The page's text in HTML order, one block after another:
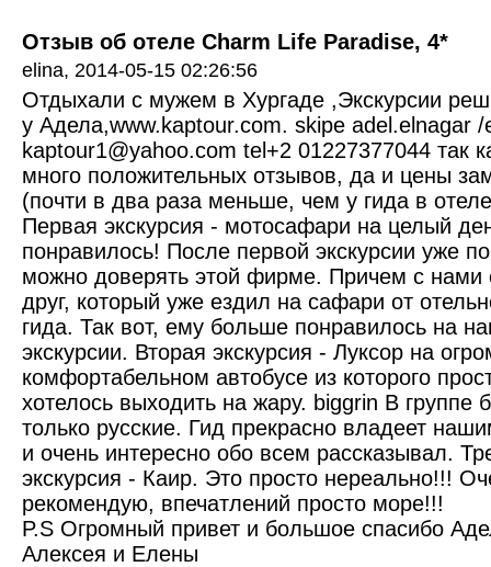
Отзыв об отеле Charm Life Paradise, 4*
elina, 2014-05-15 02:26:56
Отдыхали с мужем в Хургаде ,Экскурсии
у Адела,www.kaptour.com. skipe adel.elnagar /
kaptour1@yahoo.com tel+2 01227377044 так
много положительных отзывов, да и цены
(почти в два раза меньше, чем у гида в
Первая экскурсия - мотосафари на целый
понравилось! После первой экскурсии уже
можно доверять этой фирме. Причем с нами
друг, который уже ездил на сафари от
гида. Так вот, ему больше понравилось на
экскурсии. Вторая экскурсия - Луксор на
комфортабельном автобусе из которого
хотелось выходить на жару. biggrin В группе
только русские. Гид прекрасно владеет
и очень интересно обо всем рассказывал.
экскурсия - Каир. Это просто нереально!!!
рекомендую, впечатлений просто море!!!
P.S Огромный привет и большое спасибо
Алексея и Елены